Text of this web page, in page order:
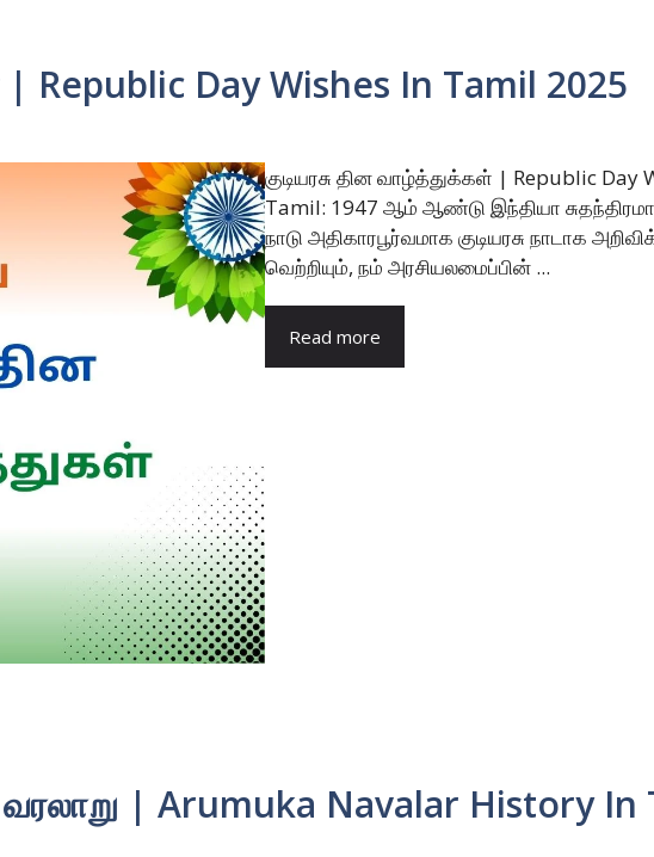
| Republic Day Wishes In Tamil 2025
குடியரசு தின வாழ்த்துக்கள் | Republic
Tamil: 1947 ஆம் ஆண்டு இந்தியா
நாடு அதிகாரபூர்வமாக குடியரசு நாடாக
வெற்றியும், நம் அரசியலமைப்பின் ...
Read more
| Arumuka Navalar History In